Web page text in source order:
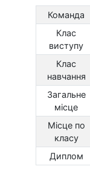
Команда
Клас
виступу
Клас
навчання
Загальне
місце
Місце по
класу
Диплом